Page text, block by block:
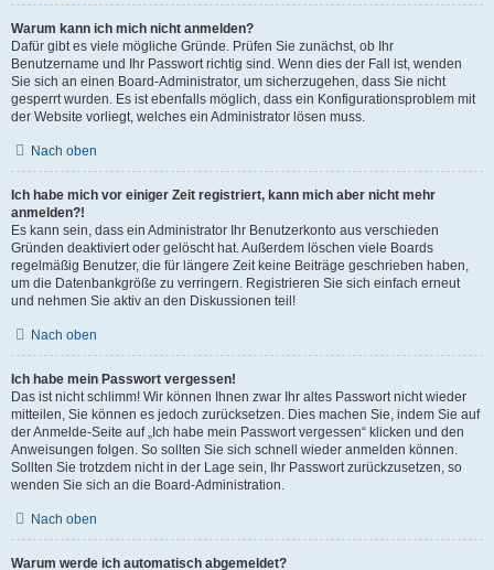
Warum kann ich mich nicht anmelden?
Dafür gibt es viele mögliche Gründe. Prüfen Sie zunächst, ob Ihr
Benutzername und Ihr Passwort richtig sind. Wenn dies der Fall ist, wenden
Sie sich an einen Board-Administrator, um sicherzugehen, dass Sie nicht
gesperrt wurden. Es ist ebenfalls möglich, dass ein Konfigurationsproblem mit
der Website vorliegt, welches ein Administrator lösen muss.
Nach oben
Ich habe mich vor einiger Zeit registriert, kann mich aber nicht mehr
anmelden?!
Es kann sein, dass ein Administrator Ihr Benutzerkonto aus verschieden
Gründen deaktiviert oder gelöscht hat. Außerdem löschen viele Boards
regelmäßig Benutzer, die für längere Zeit keine Beiträge geschrieben haben,
um die Datenbankgröße zu verringern. Registrieren Sie sich einfach erneut
und nehmen Sie aktiv an den Diskussionen teil!
Nach oben
Ich habe mein Passwort vergessen!
Das ist nicht schlimm! Wir können Ihnen zwar Ihr altes Passwort nicht wieder
mitteilen, Sie können es jedoch zurücksetzen. Dies machen Sie, indem Sie auf
der Anmelde-Seite auf „Ich habe mein Passwort vergessen“ klicken und den
Anweisungen folgen. So sollten Sie sich schnell wieder anmelden können.
Sollten Sie trotzdem nicht in der Lage sein, Ihr Passwort zurückzusetzen, so
wenden Sie sich an die Board-Administration.
Nach oben
Warum werde ich automatisch abgemeldet?